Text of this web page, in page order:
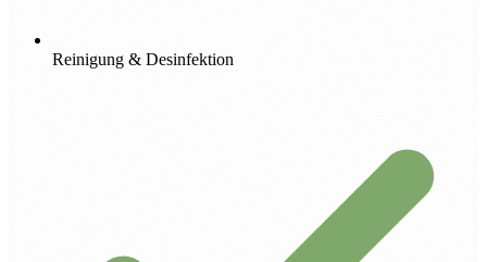
Reinigung & Desinfektion